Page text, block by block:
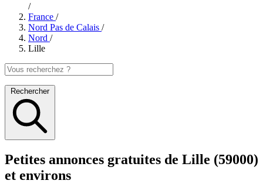
/
France /
Nord Pas de Calais /
Nord /
Lille
Rechercher
Petites annonces gratuites de Lille (59000)
et environs